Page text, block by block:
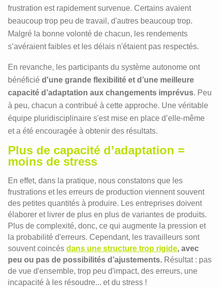
frustration est rapidement survenue. Certains avaient
beaucoup trop peu de travail, d'autres beaucoup trop.
Malgré la bonne volonté de chacun, les rendements
s’avéraient faibles et les délais n'étaient pas respectés.
En revanche, les participants du système autonome ont
bénéficié d'une grande flexibilité et d’une meilleure
capacité d’adaptation aux changements imprévus. Peu
à peu, chacun a contribué à cette approche. Une véritable
équipe pluridisciplinaire s'est mise en place d’elle-même
et a été encouragée à obtenir des résultats.
Plus de capacité d’adaptation =
moins de stress
En effet, dans la pratique, nous constatons que les
frustrations et les erreurs de production viennent souvent
des petites quantités à produire. Les entreprises doivent
élaborer et livrer de plus en plus de variantes de produits.
Plus de complexité, donc, ce qui augmente la pression et
la probabilité d'erreurs. Cependant, les travailleurs sont
souvent coincés dans une structure trop rigide, avec
peu ou pas de possibilités d’ajustements. Résultat : pas
de vue d'ensemble, trop peu d'impact, des erreurs, une
incapacité à les résoudre... et du stress !